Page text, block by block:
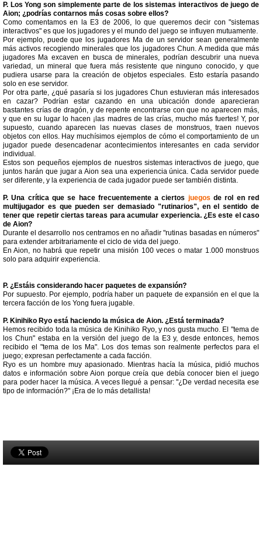
P. Los Yong son simplemente parte de los sistemas interactivos de juego de
Aion; ¿podrías contarnos más cosas sobre ellos?
Como comentamos en la E3 de 2006, lo que queremos decir con "sistemas
interactivos" es que los jugadores y el mundo del juego se influyen mutuamente.
Por ejemplo, puede que los jugadores Ma de un servidor sean generalmente
más activos recogiendo minerales que los jugadores Chun. A medida que más
jugadores Ma excaven en busca de minerales, podrían descubrir una nueva
variedad, un mineral que fuera más resistente que ninguno conocido, y que
pudiera usarse para la creación de objetos especiales. Esto estaría pasando
solo en ese servidor.
Por otra parte, ¿qué pasaría si los jugadores Chun estuvieran más interesados
en cazar? Podrían estar cazando en una ubicación donde aparecieran
bastantes crías de dragón, y de repente encontrarse con que no aparecen más,
y que en su lugar lo hacen ¡las madres de las crías, mucho más fuertes! Y, por
supuesto, cuando aparecen las nuevas clases de monstruos, traen nuevos
objetos con ellos. Hay muchísimos ejemplos de cómo el comportamiento de un
jugador puede desencadenar acontecimientos interesantes en cada servidor
individual.
Estos son pequeños ejemplos de nuestros sistemas interactivos de juego, que
juntos harán que jugar a Aion sea una experiencia única. Cada servidor puede
ser diferente, y la experiencia de cada jugador puede ser también distinta.
P. Una crítica que se hace frecuentemente a ciertos juegos de rol en red
multijugador es que pueden ser demasiado "rutinarios", en el sentido de
tener que repetir ciertas tareas para acumular experiencia. ¿Es este el caso
de Aion?
Durante el desarrollo nos centramos en no añadir "rutinas basadas en números"
para extender arbitrariamente el ciclo de vida del juego.
En Aion, no habrá que repetir una misión 100 veces o matar 1.000 monstruos
solo para adquirir experiencia.
P. ¿Estáis considerando hacer paquetes de expansión?
Por supuesto. Por ejemplo, podría haber un paquete de expansión en el que la
tercera facción de los Yong fuera jugable.
P. Kinihiko Ryo está haciendo la música de Aion. ¿Está terminada?
Hemos recibido toda la música de Kinihiko Ryo, y nos gusta mucho. El "tema de
los Chun" estaba en la versión del juego de la E3 y, desde entonces, hemos
recibido el "tema de los Ma". Los dos temas son realmente perfectos para el
juego; expresan perfectamente a cada facción.
Ryo es un hombre muy apasionado. Mientras hacía la música, pidió muchos
datos e información sobre Aion porque creía que debía conocer bien el juego
para poder hacer la música. A veces llegué a pensar: "¿De verdad necesita ese
tipo de información?" ¡Era de lo más detallista!